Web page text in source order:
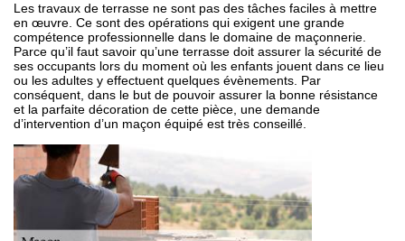
Les travaux de terrasse ne sont pas des tâches faciles à mettre
en œuvre. Ce sont des opérations qui exigent une grande
compétence professionnelle dans le domaine de maçonnerie.
Parce qu’il faut savoir qu’une terrasse doit assurer la sécurité de
ses occupants lors du moment où les enfants jouent dans ce lieu
ou les adultes y effectuent quelques évènements. Par
conséquent, dans le but de pouvoir assurer la bonne résistance
et la parfaite décoration de cette pièce, une demande
d’intervention d’un maçon équipé est très conseillé.